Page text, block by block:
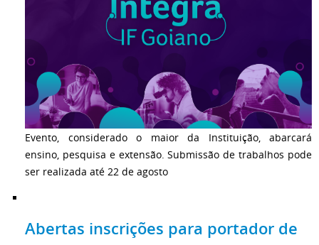
Evento, considerado o maior da Instituição, abarcará
ensino, pesquisa e extensão. Submissão de trabalhos pode
ser realizada até 22 de agosto
Abertas inscrições para portador de